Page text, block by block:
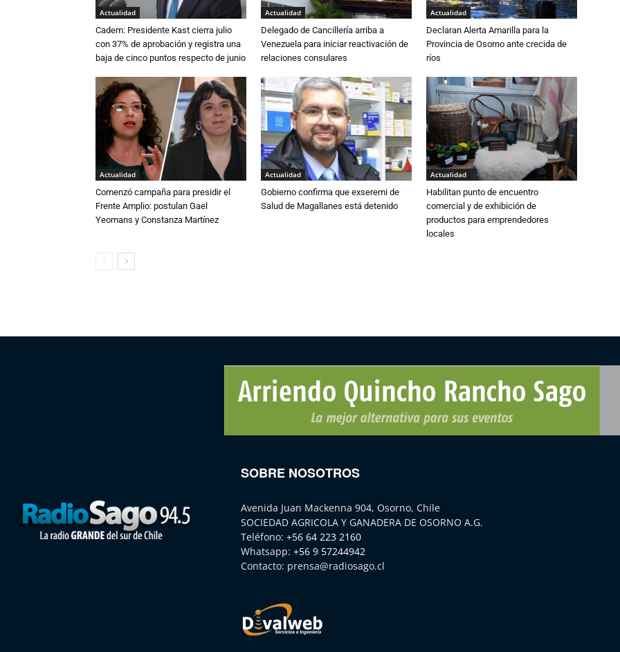
Actualidad
Cadem: Presidente Kast cierra julio
con 37% de aprobación y registra una
baja de cinco puntos respecto de junio
Actualidad
Delegado de Cancillería arriba a
Venezuela para iniciar reactivación de
relaciones consulares
Actualidad
Declaran Alerta Amarilla para la
Provincia de Osorno ante crecida de
ríos
Actualidad
Comenzó campaña para presidir el
Frente Amplio: postulan Gael
Yeomans y Constanza Martínez
Actualidad
Gobierno confirma que exseremi de
Salud de Magallanes está detenido
Actualidad
Habilitan punto de encuentro
comercial y de exhibición de
productos para emprendedores
locales
SOBRE NOSOTROS
Avenida Juan Mackenna 904, Osorno, Chile
SOCIEDAD AGRICOLA Y GANADERA DE OSORNO A.G.
Teléfono: +56 64 223 2160
Whatsapp: +56 9 57244942
Contacto: prensa@radiosago.cl